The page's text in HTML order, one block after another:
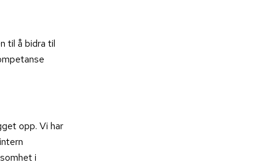
til å bidra til
opp. Vi har
i